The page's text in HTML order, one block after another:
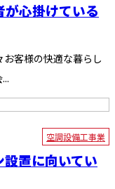
心掛けている
客様の快適な暮らし
空調設備工事業
置に向いてい